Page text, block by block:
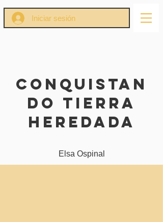
Iniciar sesión
Conquistan
do Tierra
Heredada
Elsa Ospinal